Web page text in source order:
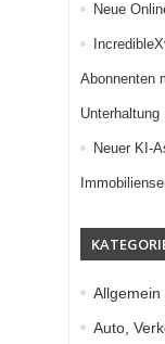
Neue
Abonnenten
Unterhaltung
Neuer KI-
Allgemein
Auto,